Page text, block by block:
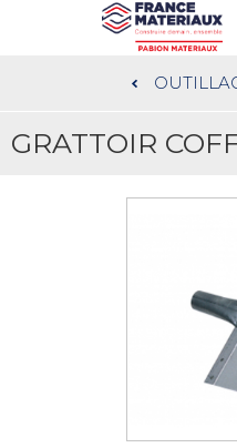
au
contenu
GRATTOIR